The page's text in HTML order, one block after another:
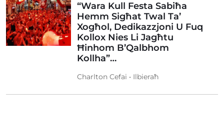
“Wara Kull Festa Sabiħa
Hemm Sigħat Twal Ta’
Xogħol, Dedikazzjoni U Fuq
Kollox Nies Li Jagħtu
Ħinhom B’Qalbhom
Kollha”…
Charlton Cefai • Ilbieraħ